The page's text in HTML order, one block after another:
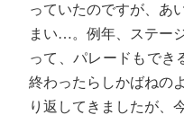
っていたのですが、あ
まい…。例年、ステー
って、パレードもでき
終わったらしかばねの
り返してきましたが、